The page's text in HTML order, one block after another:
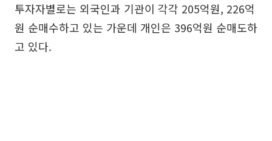
투자자별로는 외국인과 기관이 각각 205억원, 226억
원 순매수하고 있는 가운데 개인은 396억원 순매도하
고 있다.